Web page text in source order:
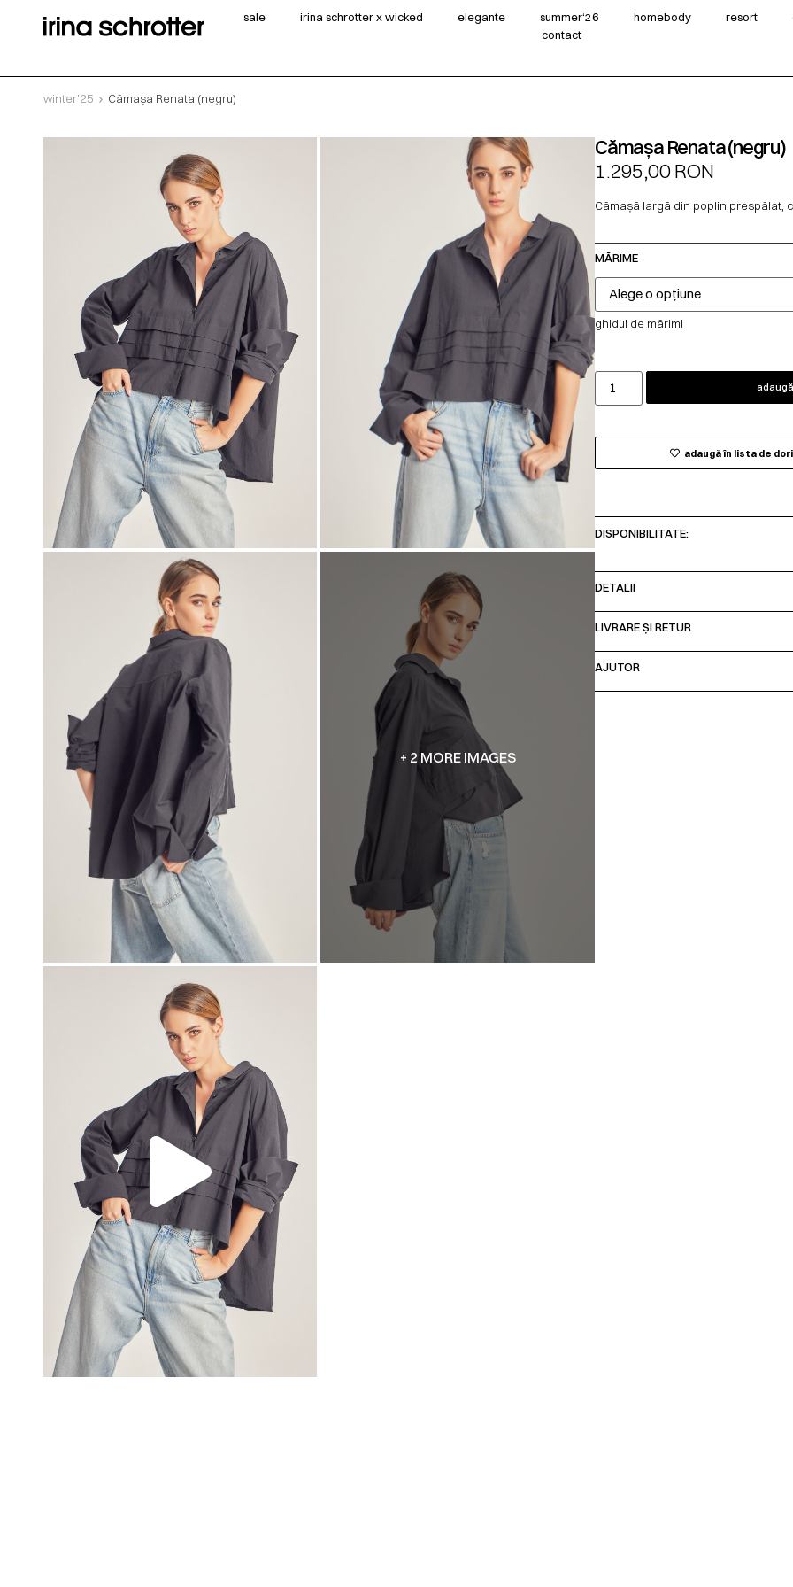
sale irina schrotter x wicked elegante summer‘26 homebody resort
contact
winter'25 Cămașa Renata (negru)
+ 2 MORE IMAGES
00:00
Cămașa Renata (negru)
1.295,00RON
Cămașă largă din poplin prespălat,
MĂRIME
ghidul de mărimi
adaugă în lista de
DISPONIBILITATE:
DETALII
LIVRARE ȘI RETUR
AJUTOR